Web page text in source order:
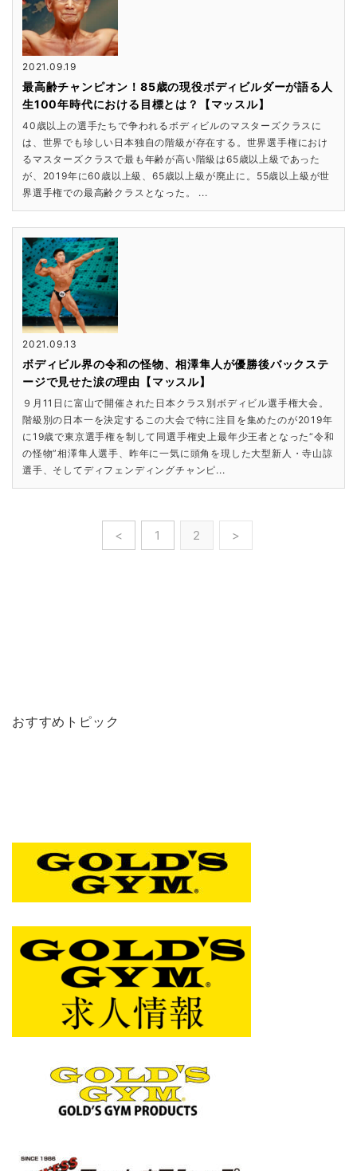
2021.09.19
最高齢チャンピオン！85歳の現役ボディビルダーが語る人
生100年時代における目標とは？【マッスル】
40歳以上の選手たちで争われるボディビルのマスターズクラスに
は、世界でも珍しい日本独自の階級が存在する。世界選手権におけ
るマスターズクラスで最も年齢が高い階級は65歳以上級であった
が、2019年に60歳以上級、65歳以上級が廃止に。55歳以上級が世
界選手権での最高齢クラスとなった。 ...
2021.09.13
ボディビル界の令和の怪物、相澤隼人が優勝後バックステ
ージで見せた涙の理由【マッスル】
９月11日に富山で開催された日本クラス別ボディビル選手権大会。
階級別の日本一を決定するこの大会で特に注目を集めたのが2019年
に19歳で東京選手権を制して同選手権史上最年少王者となった“令和
の怪物”相澤隼人選手、昨年に一気に頭角を現した大型新人・寺山諒
選手、そしてディフェンディングチャンピ...
< 1 2 >
おすすめトピック